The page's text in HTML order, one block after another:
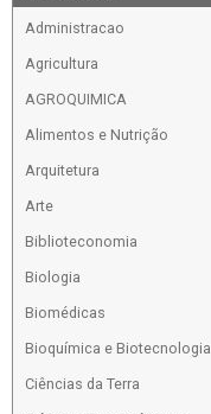
Administracao
Agricultura
AGROQUIMICA
Alimentos e Nutrição
Arquitetura
Arte
Biblioteconomia
Biologia
Biomédicas
Bioquímica e Biotecnologia
Ciências da Terra